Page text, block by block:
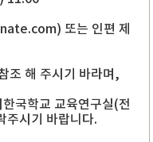
) 또는 인편 제
조 해 주시기 바라며,
국학교 교육연구실(전
시기 바랍니다.